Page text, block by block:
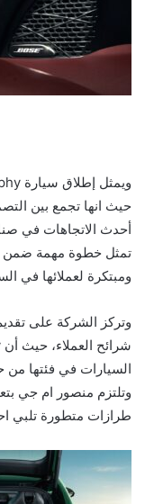
حيث انها تجمع بين
أحدث الاتجاهات في
تمثل خطوة مهمة ضمن
ومبتكرة لعملائها في
وتركز الشركة على
السيارات في فئتها من
وتلتزم منصور ام جي
طرازات متطورة تلبي